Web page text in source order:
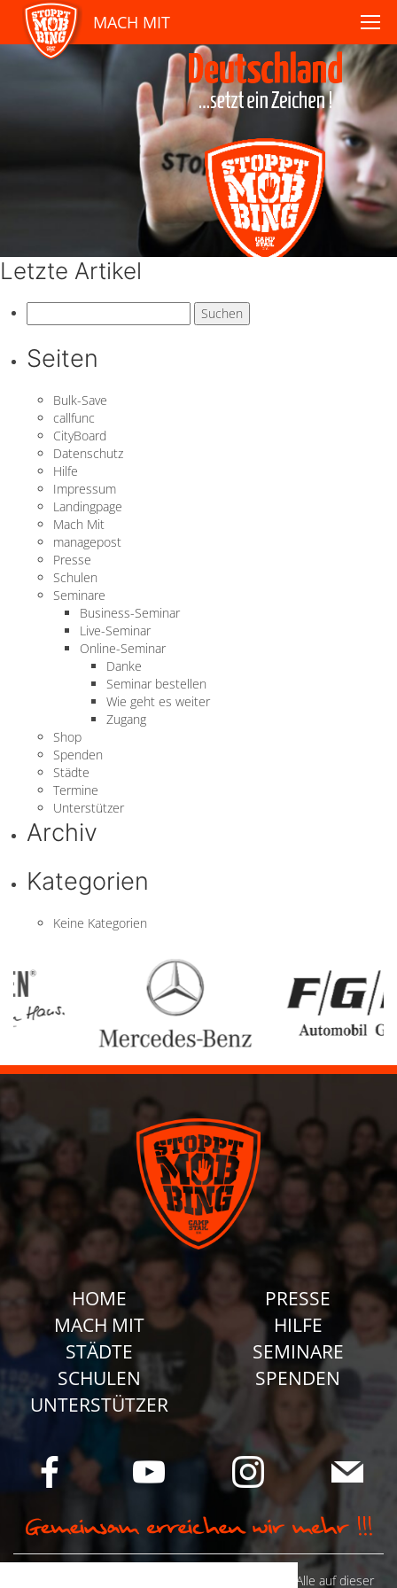
MACH MIT
Letzte Artikel
nach:
Seiten
Bulk-Save
callfunc
CityBoard
Datenschutz
Hilfe
Impressum
Landingpage
Mach Mit
managepost
Presse
Schulen
Seminare
Business-Seminar
Live-Seminar
Online-Seminar
Danke
Seminar bestellen
Wie geht es weiter
Zugang
Shop
Spenden
Städte
Termine
Unterstützer
Archiv
Kategorien
Keine Kategorien
HOME
MACH MIT
STÄDTE
SCHULEN
UNTERSTÜTZER
PRESSE
HILFE
SEMINARE
SPENDEN
© Camp Stahl e.V. 2026 alle Rechte vorbehalten: Alle auf dieser